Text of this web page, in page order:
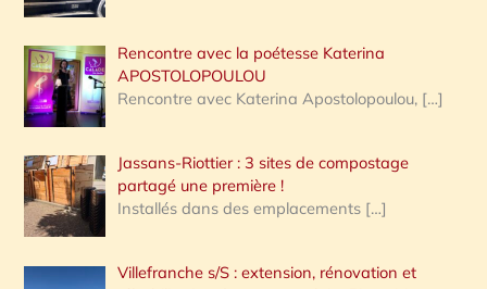
Rencontre avec la poétesse Katerina
APOSTOLOPOULOU
Rencontre avec Katerina Apostolopoulou, […]
Jassans-Riottier : 3 sites de compostage
partagé une première !
Installés dans des emplacements […]
Villefranche s/S : extension, rénovation et